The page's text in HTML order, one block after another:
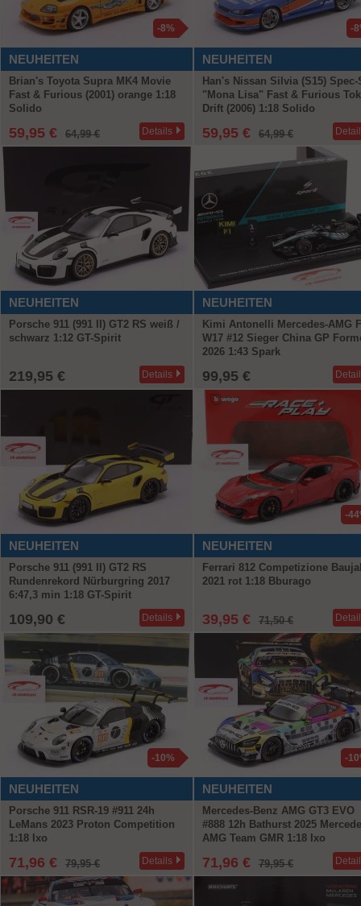
NEUHEITEN
-8%
Brian's Toyota Supra MK4 Movie
Fast & Furious (2001) orange 1:18
Solido
59,95 € 64,99 € Details
NEUHEITEN
-
Han's Nissan Silvia (S15) Spec-
"Mona Lisa" Fast & Furious
Drift (2006) 1:18 Solido
59,95 € 64,99 €
NEUHEITEN
Porsche 911 (991 II) GT2 RS weiß /
schwarz 1:12 GT-Spirit
219,95 € Details
NEUHEITEN
Kimi Antonelli Mercedes-AMG
W17 #12 Sieger China GP
2026 1:43 Spark
99,95 €
NEUHEITEN
Porsche 911 (991 II) GT2 RS
Rundenrekord Nürburgring 2017
6:47,3 min 1:18 GT-Spirit
109,90 € Details
NEUHEITEN
-
Ferrari 812 Competizione
2021 rot 1:18 Bburago
39,95 € 71,50 €
NEUHEITEN
-10%
Porsche 911 RSR-19 #911 24h
LeMans 2023 Proton Competition
1:18 Ixo
71,96 € 79,95 € Details
NEUHEITEN
-
Mercedes-Benz AMG GT3 EVO
#888 12h Bathurst 2025
AMG Team GMR 1:18 Ixo
71,96 € 79,95 €